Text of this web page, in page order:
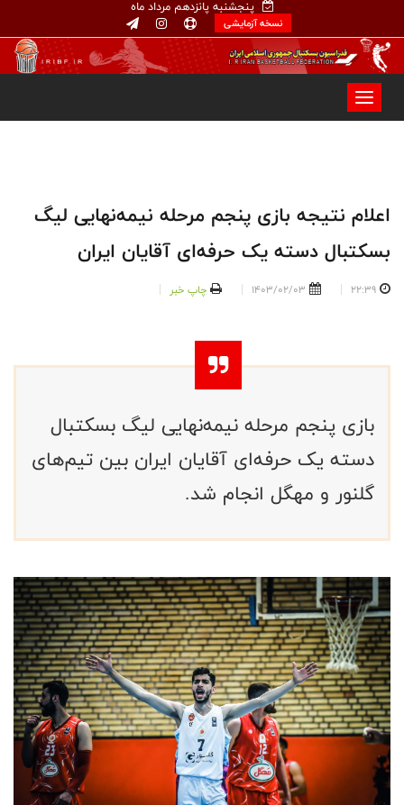
پنجشنبه پانزدهم مرداد ماه
نسخه آزمایشی
اعلام نتیجه بازی پنجم مرحله نیمه‌نهایی لیگ
بسکتبال دسته یک حرفه‌ای آقایان ایران
22:39
1403/02/03 چاپ خبر
بازی‌ پنجم مرحله نیمه‌نهایی لیگ بسکتبال
دسته یک حرفه‌ای آقایان ایران بین تیم‌های
گلنور و مهگل انجام شد.